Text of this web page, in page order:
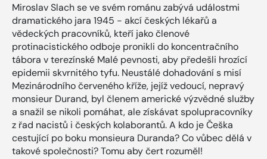
Miroslav Slach se ve svém románu zabývá událostmi
dramatického jara 1945 - akcí českých lékařů a
vědeckých pracovníků, kteří jako členové
protinacistického odboje pronikli do koncentračního
tábora v terezínské Malé pevnosti, aby předešli hrozící
epidemii skvrnitého tyfu. Neustálé dohadování s misí
Mezinárodního červeného kříže, jejíž vedoucí, nepravý
monsieur Durand, byl členem americké výzvědné služby
a snažil se nikoli pomáhat, ale získávat spolupracovníky
z řad nacistů i českých kolaborantů. A kdo je Češka
cestující po boku monsieura Duranda? Co vůbec dělá v
takové společnosti? Tomu aby čert rozuměl!